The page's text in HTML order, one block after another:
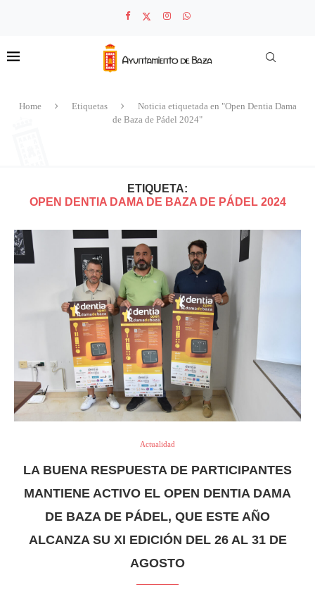
Home Etiquetas
Noticia etiquetada en "Open Dentia Dama
de Baza de Pádel 2024"
ETIQUETA:
OPEN DENTIA DAMA DE BAZA DE PÁDEL 2024
Actualidad
LA BUENA RESPUESTA DE PARTICIPANTES
MANTIENE ACTIVO EL OPEN DENTIA DAMA
DE BAZA DE PÁDEL, QUE ESTE AÑO
ALCANZA SU XI EDICIÓN DEL 26 AL 31 DE
AGOSTO